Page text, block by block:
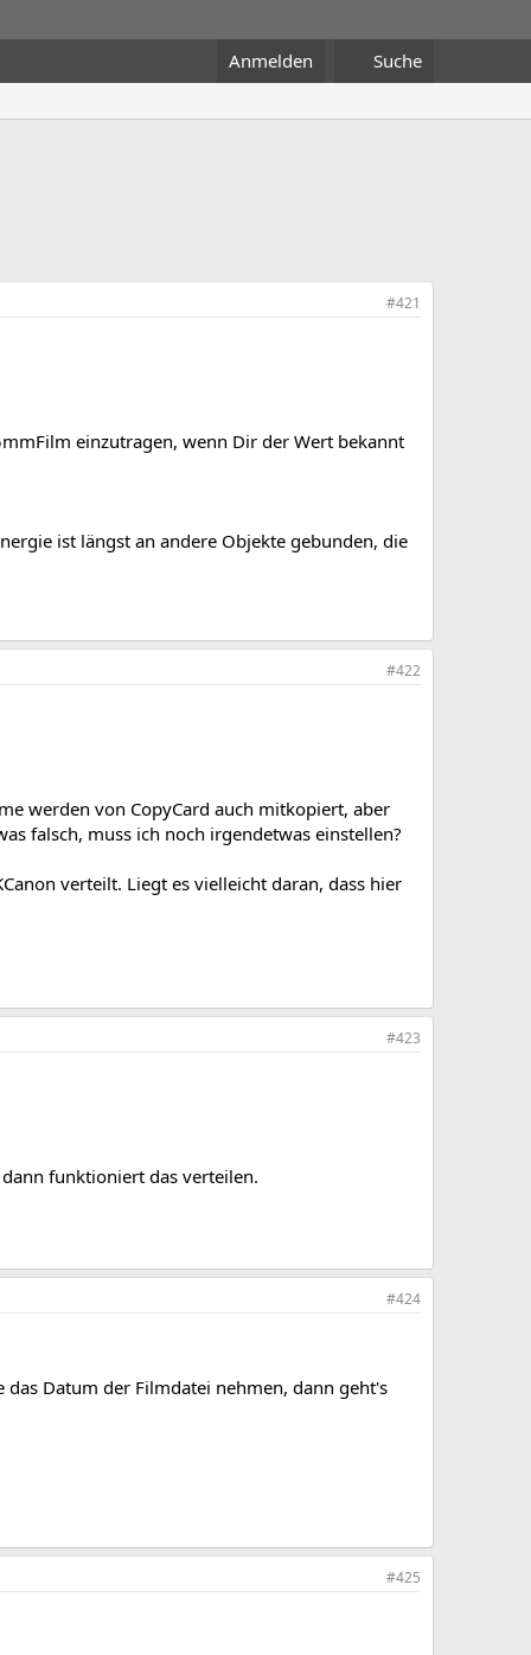
Anmelden Suche
#421
einzutragen, wenn Dir der Wert bekannt
ist längst an andere Objekte gebunden, die
#422
werden von CopyCard auch mitkopiert, aber
falsch, muss ich noch irgendetwas einstellen?
verteilt. Liegt es vielleicht daran, dass hier
#423
funktioniert das verteilen.
#424
Datum der Filmdatei nehmen, dann geht's
#425